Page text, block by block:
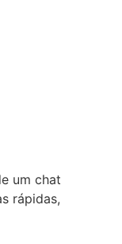
um chat
rápidas,